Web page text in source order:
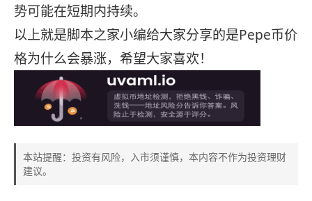
势可能在短期内持续。
以上就是脚本之家小编给大家分享的是Pepe币价
格为什么会暴涨，希望大家喜欢！
本站提醒：投资有风险，入市须谨慎，本内容不作为投资理财
建议。